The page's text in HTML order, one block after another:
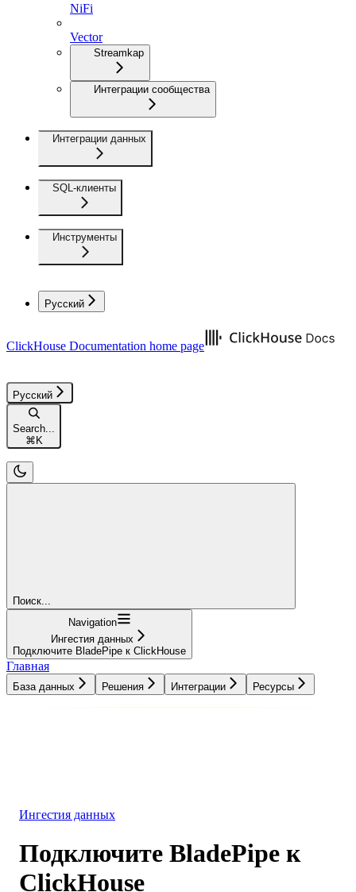
NiFi
Vector
Streamkap
Интеграции сообщества
Интеграции данных
SQL-клиенты
Инструменты
Русский
ClickHouse Documentation home page
Русский
Search...
⌘ K
Поиск...
Navigation
Ингестия данных
Подключите BladePipe к ClickHouse
Главная
База данных Решения Интеграции Ресурсы
Ингестия данных
Подключите BladePipe к
ClickHouse